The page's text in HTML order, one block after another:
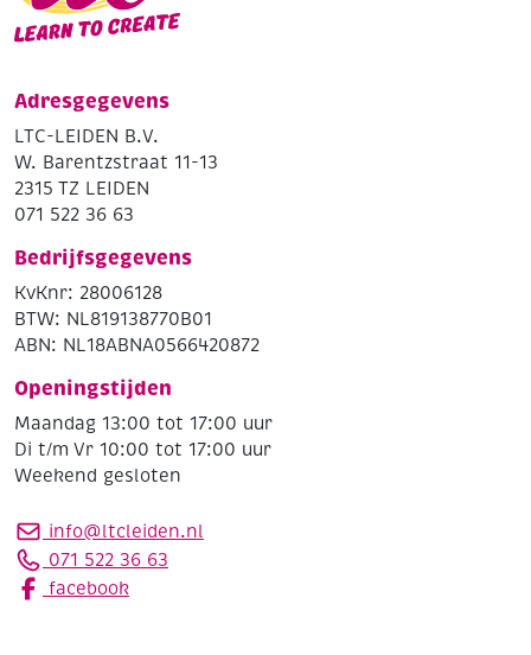
Adresgegevens
LTC-LEIDEN B.V.
W. Barentzstraat 11-13
2315 TZ LEIDEN
071 522 36 63
Bedrijfsgegevens
KvKnr: 28006128
BTW: NL819138770B01
ABN: NL18ABNA0566420872
Openingstijden
Maandag 13:00 tot 17:00 uur
Di t/m Vr 10:00 tot 17:00 uur
Weekend gesloten
info@ltcleiden.nl
071 522 36 63
facebook